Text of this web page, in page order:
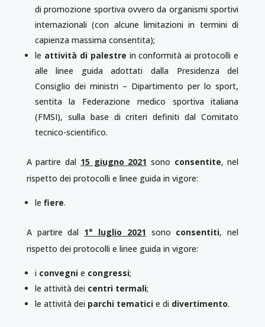
di promozione sportiva ovvero da organismi sportivi
internazionali (con alcune limitazioni in termini di
capienza massima consentita);
le attività di palestre in conformità ai protocolli e
alle linee guida adottati dalla Presidenza del
Consiglio dei ministri – Dipartimento per lo sport,
sentita la Federazione medico sportiva italiana
(FMSI), sulla base di criteri definiti dal Comitato
tecnico-scientifico.
A partire dal 15 giugno 2021 sono consentite, nel
rispetto dei protocolli e linee guida in vigore:
le fiere.
A partire dal 1° luglio 2021 sono consentiti, nel
rispetto dei protocolli e linee guida in vigore:
i convegnie congressi;
le attività dei centri termali;
le attività dei parchi tematicie di divertimento.